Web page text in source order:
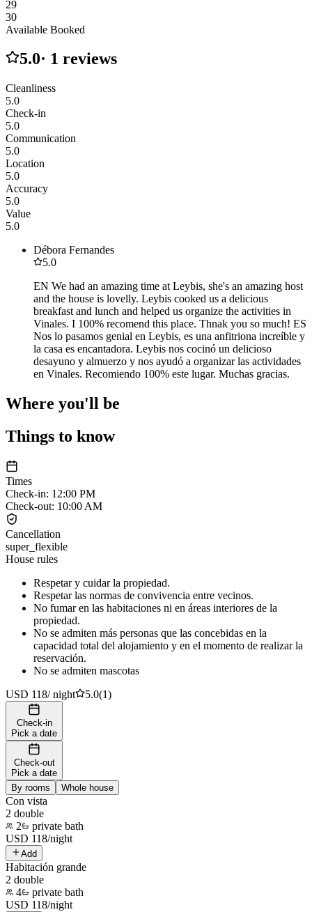
29
30
Available Booked
5.0· 1 reviews
Cleanliness
5.0
Check-in
5.0
Communication
5.0
Location
5.0
Accuracy
5.0
Value
5.0
Débora Fernandes
5.0
EN We had an amazing time at Leybis, she's an amazing host
and the house is lovelly. Leybis cooked us a delicious
breakfast and lunch and helped us organize the activities in
Vinales. I 100% recomend this place. Thnak you so much! ES
Nos lo pasamos genial en Leybis, es una anfitriona increíble y
la casa es encantadora. Leybis nos cocinó un delicioso
desayuno y almuerzo y nos ayudó a organizar las actividades
en Vinales. Recomiendo 100% este lugar. Muchas gracias.
Where you'll be
Things to know
Times
Check-in: 12:00 PM
Check-out: 10:00 AM
Cancellation
super_flexible
House rules
Respetar y cuidar la propiedad.
Respetar las normas de convivencia entre vecinos.
No fumar en las habitaciones ni en áreas interiores de la
propiedad.
No se admiten más personas que las concebidas en la
capacidad total del alojamiento y en el momento de realizar la
reservación.
No se admiten mascotas
USD 118/night 5.0(1)
Check-in
Pick a date
Check-out
Pick a date
By rooms
Whole house
Con vista
2 double
2
private bath
USD 118/night
Add
Habitación grande
2 double
4
private bath
USD 118/night